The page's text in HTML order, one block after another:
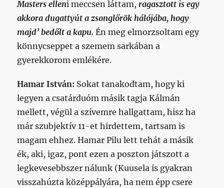
Masters elleni meccsen láttam,ragasztott is egy
akkora dugattyút a zsonglőrök hálójába, hogy
majd’ bedőlt a kapu. Én meg elmorzsoltam egy
könnycseppet a szemem sarkában a
gyerekkorom emlékére.
Hamar István: Sokat tanakodtam, hogy ki
legyen a csatárduóm másik tagja Kálmán
mellett, végül a szívemre hallgattam, hisz ha
már szubjektív 11-et hirdettem, tartsam is
magam ehhez. Hamar Pilu lett tehát a másik
ék, aki, igaz, pont ezen a poszton játszott a
legkevesebbszer nálunk (Kuusela is gyakran
visszahúzta középpályára, ha nem épp csere